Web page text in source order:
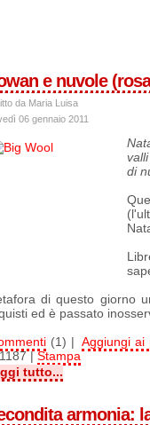
e nuvole
da Maria Luisa
06 gennaio 2011
di
di questo giorno
ed è passato
(1) | Aggiungi ai
|Stampa
tutto...
armonia: